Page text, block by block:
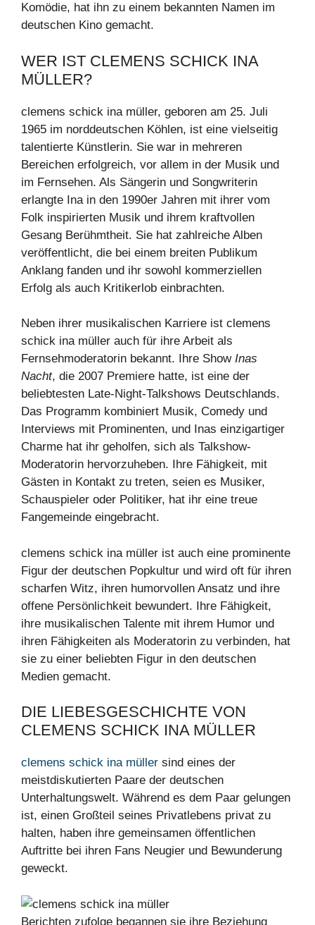
Komödie, hat ihn zu einem bekannten Namen im
deutschen Kino gemacht.
WER IST CLEMENS SCHICK INA
MÜLLER?
clemens schick ina müller, geboren am 25. Juli
1965 im norddeutschen Köhlen, ist eine vielseitig
talentierte Künstlerin. Sie war in mehreren
Bereichen erfolgreich, vor allem in der Musik und
im Fernsehen. Als Sängerin und Songwriterin
erlangte Ina in den 1990er Jahren mit ihrer vom
Folk inspirierten Musik und ihrem kraftvollen
Gesang Berühmtheit. Sie hat zahlreiche Alben
veröffentlicht, die bei einem breiten Publikum
Anklang fanden und ihr sowohl kommerziellen
Erfolg als auch Kritikerlob einbrachten.
Neben ihrer musikalischen Karriere ist clemens
schick ina müller auch für ihre Arbeit als
Fernsehmoderatorin bekannt. Ihre Show Inas
Nacht, die 2007 Premiere hatte, ist eine der
beliebtesten Late-Night-Talkshows Deutschlands.
Das Programm kombiniert Musik, Comedy und
Interviews mit Prominenten, und Inas einzigartiger
Charme hat ihr geholfen, sich als Talkshow-
Moderatorin hervorzuheben. Ihre Fähigkeit, mit
Gästen in Kontakt zu treten, seien es Musiker,
Schauspieler oder Politiker, hat ihr eine treue
Fangemeinde eingebracht.
clemens schick ina müller ist auch eine prominente
Figur der deutschen Popkultur und wird oft für ihren
scharfen Witz, ihren humorvollen Ansatz und ihre
offene Persönlichkeit bewundert. Ihre Fähigkeit,
ihre musikalischen Talente mit ihrem Humor und
ihren Fähigkeiten als Moderatorin zu verbinden, hat
sie zu einer beliebten Figur in den deutschen
Medien gemacht.
DIE LIEBESGESCHICHTE VON
CLEMENS SCHICK INA MÜLLER
clemens schick ina müller sind eines der
meistdiskutierten Paare der deutschen
Unterhaltungswelt. Während es dem Paar gelungen
ist, einen Großteil seines Privatlebens privat zu
halten, haben ihre gemeinsamen öffentlichen
Auftritte bei ihren Fans Neugier und Bewunderung
geweckt.
Berichten zufolge begannen sie ihre Beziehung